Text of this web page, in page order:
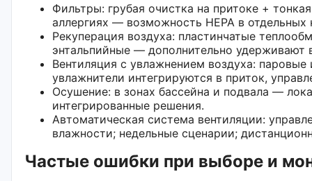
Фильтры: грубая очистка на притоке +
аллергиях — возможность HEPA в отдельных
Рекуперация воздуха: пластинчатые
энтальпийные — дополнительно удерживают
Вентиляция с увлажнением воздуха:
увлажнители интегрируются в приток,
Осушение: в зонах бассейна и подвала —
интегрированные решения.
Автоматическая система вентиляции:
влажности; недельные сценарии;
Частые ошибки при выборе и